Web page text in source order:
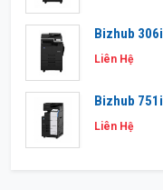
Bizhub 306i
Liên Hệ
Bizhub 751i
Liên Hệ